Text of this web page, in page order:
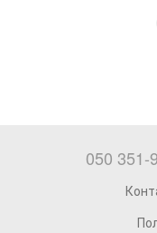
050 351-